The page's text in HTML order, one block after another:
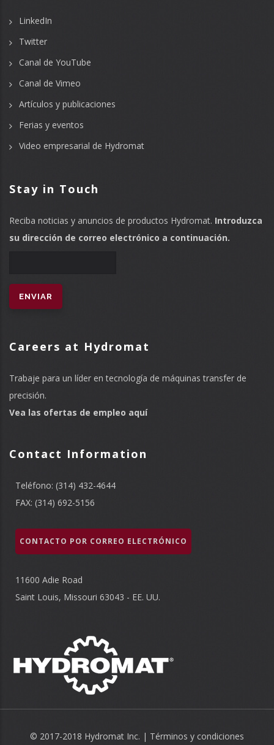
LinkedIn
Twitter
Canal de YouTube
Canal de Vimeo
Artículos y publicaciones
Ferias y eventos
Video empresarial de Hydromat
Stay in Touch
Reciba noticias y anuncios de productos Hydromat. Introduzca
su dirección de correo electrónico a continuación.
Careers at Hydromat
Trabaje para un líder en tecnología de máquinas transfer de
precisión.
Vea las ofertas de empleo aquí
Contact Information
Teléfono: (314) 432-4644
FAX: (314) 692-5156
CONTACTO POR CORREO ELECTRÓNICO
11600 Adie Road
Saint Louis, Missouri 63043 - EE. UU.
© 2017-2018 Hydromat Inc. | Términos y condiciones